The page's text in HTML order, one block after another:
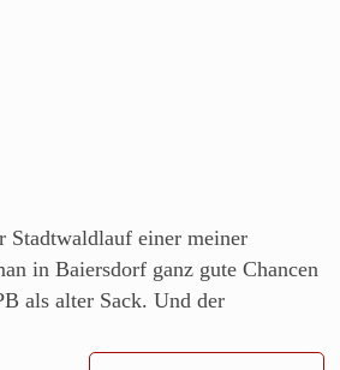
Stadtwaldlauf einer meiner
in Baiersdorf ganz gute Chancen
als alter Sack. Und der